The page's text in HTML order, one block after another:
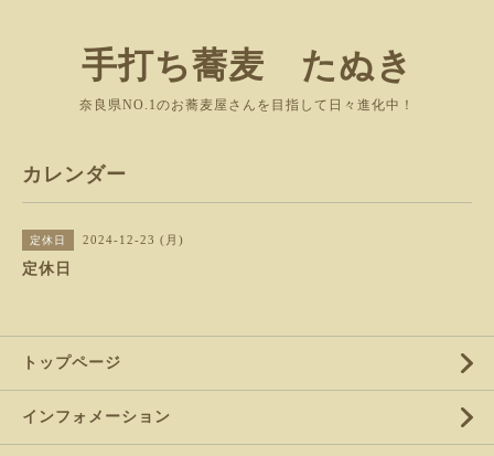
手打ち蕎麦 たぬき
奈良県NO.1のお蕎麦屋さんを目指して日々進化中！
カレンダー
定休日 2024-12-23 (月)
定休日
トップページ
インフォメーション